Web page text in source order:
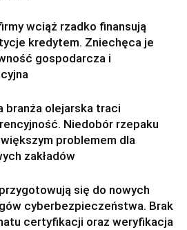
wciąż rzadko finansują
kredytem. Zniechęca je
gospodarcza i
branża olejarska traci
Niedobór rzepaku
problemem dla
zakładów
się do nowych
cyberbezpieczeństwa. Brak
certyfikacji oraz weryfikacja